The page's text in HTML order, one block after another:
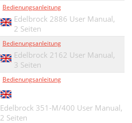
Bedienungsanleitung
Edelbrock 2886 User Manual,
2 Seiten
Bedienungsanleitung
Edelbrock 2162 User Manual,
3 Seiten
Bedienungsanleitung
Edelbrock 351-M/400 User Manual,
2 Seiten